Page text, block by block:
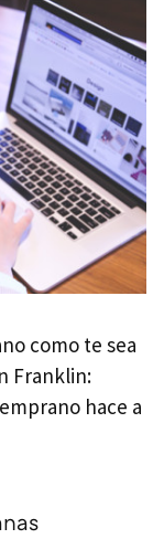
como te sea
Franklin:
hace a